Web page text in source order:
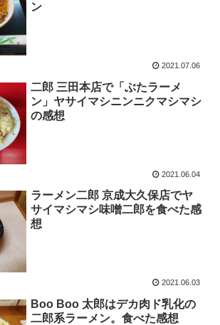
ン
2021.07.06
二郎 三田本店で「ぶたラーメ
ン」ヤサイマシニンニクマシマシ
の感想
2021.06.04
ラーメン二郎 京成大久保店でヤ
サイマシマシ味噌二郎を食べた感
想
2021.06.03
Boo Boo 太郎はデカ肉ド乳化の
二郎系ラーメン。食べた感想